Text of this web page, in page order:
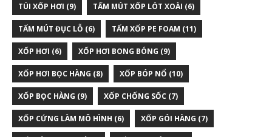
TÚI XỐP HƠI (9) TẤM MÚT XỐP LÓT XOÀI (6)
TẤM MÚT ĐỤC LỖ (6) TẤM XỐP PE FOAM (11)
XỐP HƠI (6) XỐP HƠI BONG BÓNG (9)
XỐP HƠI BỌC HÀNG (8) XỐP BÓP NỔ (10)
XỐP BỌC HÀNG (9) XỐP CHỐNG SỐC (7)
XỐP CỨNG LÀM MÔ HÌNH (6) XỐP GÓI HÀNG (7)